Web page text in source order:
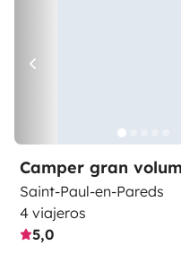
Camper gran
Saint-Paul-en-Pareds
4 viajeros
5,0